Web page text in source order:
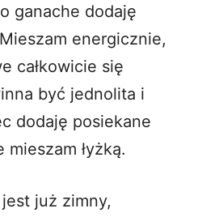
ganache dodaję
energicznie,
całkowicie się
być jednolita i
dodaję posiekane
łyżką.
już zimny,